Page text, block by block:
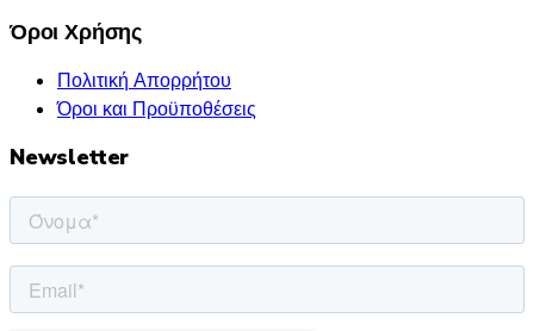
Όροι Χρήσης
Πολιτική Απορρήτου
Όροι και Προϋποθέσεις
Newsletter